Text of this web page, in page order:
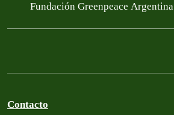
Fundación Greenpeace Argentina
Contacto